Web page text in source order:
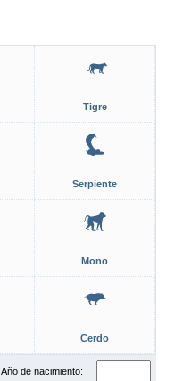
Tigre
Serpiente
Mono
Cerdo
Año de nacimiento: